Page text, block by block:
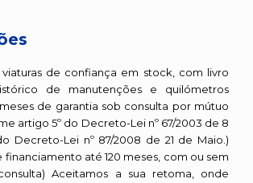
viaturas de confiança em stock, com livro
de manutenções e quilómetros
de garantia sob consulta por mútuo
artigo 5º do Decreto-Lei nº 67/2003 de 8
Decreto-Lei nº 87/2008 de 21 de Maio.)
financiamento até 120 meses, com ou sem
Aceitamos a sua retoma, onde